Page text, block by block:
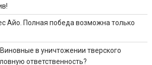
Айо. Полная победа возможна только
Виновные в уничтожении тверского
ответственность?